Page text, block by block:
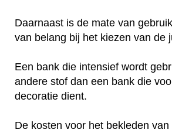
Daarnaast is de mate van
van belang bij het kiezen van de
Een bank die intensief wordt
andere stof dan een bank die
decoratie dient.
De kosten voor het bekleden